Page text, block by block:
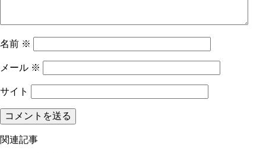
名前 ※
メール ※
サイト
関連記事